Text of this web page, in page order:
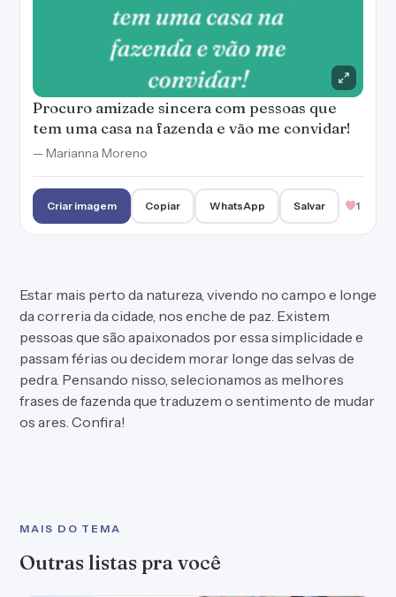
Procuro amizade sincera com pessoas que
tem uma casa na fazenda e vão me convidar!
— Marianna Moreno
Criar imagem Copiar WhatsApp Salvar 1
Estar mais perto da natureza, vivendo no campo e longe
da correria da cidade, nos enche de paz. Existem
pessoas que são apaixonados por essa simplicidade e
passam férias ou decidem morar longe das selvas de
pedra. Pensando nisso, selecionamos as melhores
frases de fazenda que traduzem o sentimento de mudar
os ares. Confira!
MAIS DO TEMA
Outras listas pra você